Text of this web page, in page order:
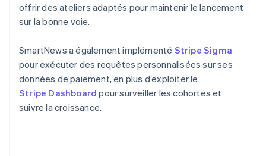
offrir des ateliers adaptés pour maintenir le lancement
sur la bonne voie.
SmartNews a également implémenté Stripe Sigma
pour exécuter des requêtes personnalisées sur ses
données de paiement, en plus d’exploiter le
Stripe Dashboard pour surveiller les cohortes et
suivre la croissance.